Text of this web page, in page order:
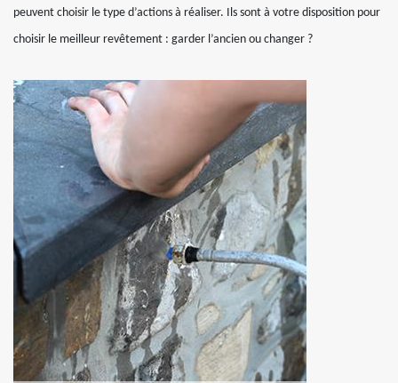
peuvent choisir le type d’actions à réaliser. Ils sont à votre disposition pour
choisir le meilleur revêtement : garder l’ancien ou changer ?